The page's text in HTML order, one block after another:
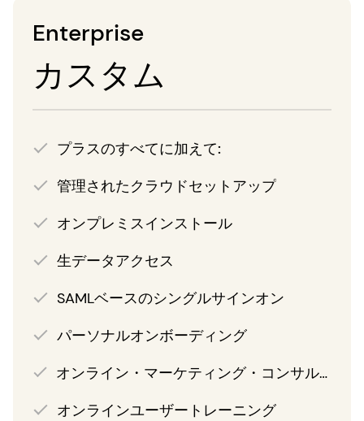
Enterprise
カスタム
プラスのすべてに加えて:
管理されたクラウドセットアップ
オンプレミスインストール
生データアクセス
SAMLベースのシングルサインオン
パーソナルオンボーディング
オンライン・マーケティング・コンサルティング
オンラインユーザートレーニング